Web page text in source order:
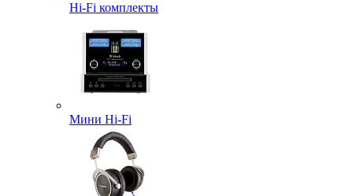
Hi-Fi комплекты
Мини Hi-Fi